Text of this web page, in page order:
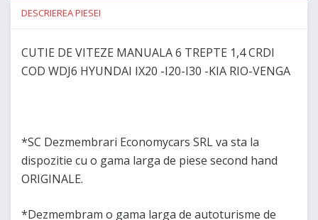
DESCRIEREA PIESEI
CUTIE DE VITEZE MANUALA 6 TREPTE 1,4 CRDI
COD WDJ6 HYUNDAI IX20 -I20-I30 -KIA RIO-VENGA
*SC Dezmembrari Economycars SRL va sta la
dispozitie cu o gama larga de piese second hand
ORIGINALE.
*Dezmembram o gama larga de autoturisme de